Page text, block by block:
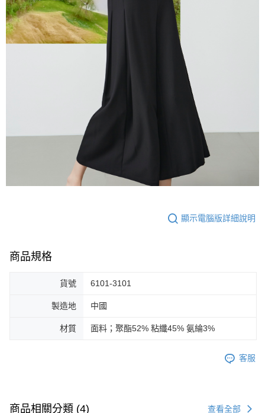
顯示電腦版詳細說明
商品規格
貨號 6101-3101
製造地 中國
材質 面料；聚酯52% 粘纖45% 氨綸3%
客服
商品相關分類 (4) 查看全部